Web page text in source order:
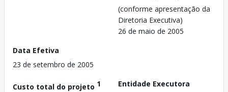
(conforme apresentação da
Diretoria Executiva)
26 de maio de 2005
Data Efetiva
23 de setembro de 2005
Custo total do projeto 1
Entidade Executora